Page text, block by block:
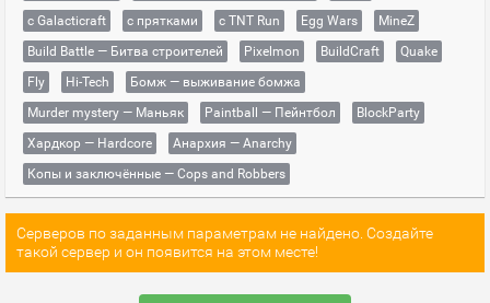
с Galacticraft
с прятками с TNT Run Egg Wars
MineZ
Build Battle — Битва строителей
Pixelmon BuildCraft
Quake
Fly
Hi-Tech
Бомж — выживание бомжа
Murder mystery — Маньяк
Paintball — Пейнтбол
BlockParty
Хардкор — Hardcore
Анархия — Anarchy
Копы и заключённые — Cops and Robbers
Серверов по заданным параметрам не найдено. Создайте
такой сервер и он появится на этом месте!